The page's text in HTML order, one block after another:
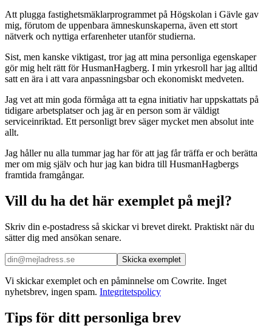
Att plugga fastighetsmäklarprogrammet på Högskolan i Gävle gav
mig, förutom de uppenbara ämneskunskaperna, även ett stort
nätverk och nyttiga erfarenheter utanför studierna.
Sist, men kanske viktigast, tror jag att mina personliga egenskaper
gör mig helt rätt för HusmanHagberg. I min yrkesroll har jag alltid
satt en ära i att vara anpassningsbar och ekonomiskt medveten.
Jag vet att min goda förmåga att ta egna initiativ har uppskattats på
tidigare arbetsplatser och jag är en person som är väldigt
serviceinriktad. Ett personligt brev säger mycket men absolut inte
allt.
Jag håller nu alla tummar jag har för att jag får träffa er och berätta
mer om mig själv och hur jag kan bidra till HusmanHagbergs
framtida framgångar.
Vill du ha det här exemplet på mejl?
Skriv din e-postadress så skickar vi brevet direkt. Praktiskt när du
sätter dig med ansökan senare.
Skicka exemplet
Vi skickar exemplet och en påminnelse om Cowrite. Inget
nyhetsbrev, ingen spam. Integritetspolicy
Tips för ditt personliga brev